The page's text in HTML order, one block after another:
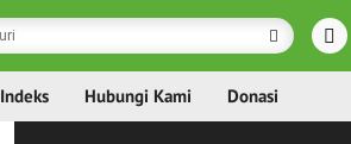
Indeks Hubungi Kami Donasi